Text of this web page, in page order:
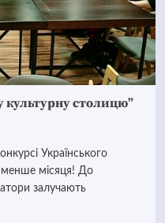
культурну столицю”
Українського
місяця! До
залучають